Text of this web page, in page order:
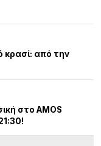
κρασί: από την
στο AMOS